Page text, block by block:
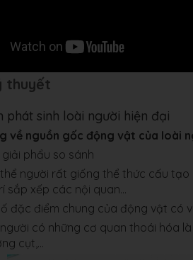
thuyết
phát sinh loài người hiện đại
về nguồn gốc động vật của loài
phẩu so sánh
người rất giống thể thức cấu
sắp xếp các nội quan...
đặc điểm chung của động vật có
có những cơ quan thoái hóa
cụt,...